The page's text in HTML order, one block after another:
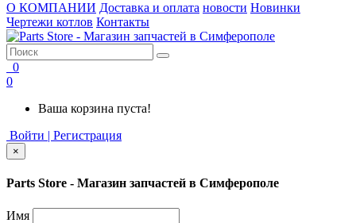
О КОМПАНИИ Доставка и оплата новости Новинки
Чертежи котлов Контакты
0
0
Ваша корзина пуста!
Войти | Регистрация
×
Parts Store - Магазин запчастей в Симферополе
Имя